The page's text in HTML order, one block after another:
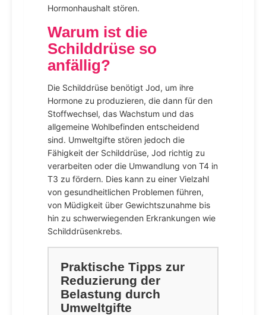
Hormonhaushalt stören.
Warum ist die
Schilddrüse so
anfällig?
Die Schilddrüse benötigt Jod, um ihre
Hormone zu produzieren, die dann für den
Stoffwechsel, das Wachstum und das
allgemeine Wohlbefinden entscheidend
sind. Umweltgifte stören jedoch die
Fähigkeit der Schilddrüse, Jod richtig zu
verarbeiten oder die Umwandlung von T4 in
T3 zu fördern. Dies kann zu einer Vielzahl
von gesundheitlichen Problemen führen,
von Müdigkeit über Gewichtszunahme bis
hin zu schwerwiegenden Erkrankungen wie
Schilddrüsenkrebs.
Praktische Tipps zur
Reduzierung der
Belastung durch
Umweltgifte